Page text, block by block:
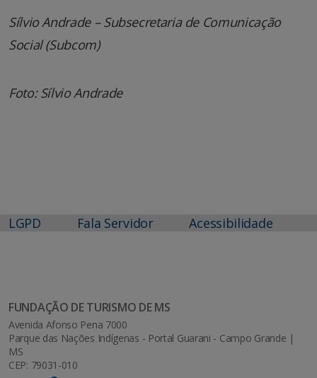
Sílvio Andrade – Subsecretaria de Comunicação
Social (Subcom)
Foto: Sílvio Andrade
LGPD Fala Servidor Acessibilidade
FUNDAÇÃO DE TURISMO DE MS
Avenida Afonso Pena 7000
Parque das Nações Indígenas - Portal Guarani - Campo Grande |
MS
CEP: 79031-010